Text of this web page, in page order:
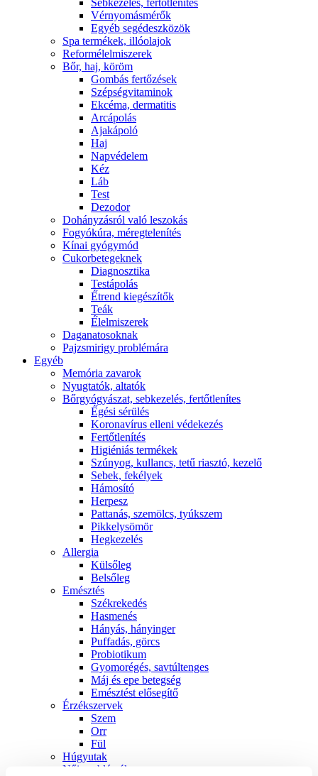
Sebkezelés, fertőtlenítés
Vérnyomásmérők
Egyéb segédeszközök
Spa termékek, illóolajok
Reformélelmiszerek
Bőr, haj, köröm
Gombás fertőzések
Szépségvitaminok
Ekcéma, dermatitis
Arcápolás
Ajakápoló
Haj
Napvédelem
Kéz
Láb
Test
Dezodor
Dohányzásról való leszokás
Fogyókúra, méregtelenítés
Kínai gyógymód
Cukorbetegeknek
Diagnosztika
Testápolás
É́trend kiegészítők
Teák
É́lelmiszerek
Daganatosoknak
Pajzsmirigy problémára
Egyéb
Memória zavarok
Nyugtatók, altatók
Bőrgyógyászat, sebkezelés, fertőtlenítes
É́gési sérülés
Koronavírus elleni védekezés
Fertőtlenítés
Higiéniás termékek
Szúnyog, kullancs, tetű riasztó, kezelő
Sebek, fekélyek
Hámosító
Herpesz
Pattanás, szemölcs, tyúkszem
Pikkelysömör
Hegkezelés
Allergia
Külsőleg
Belsőleg
Emésztés
Székrekedés
Hasmenés
Hányás, hányinger
Puffadás, görcs
Probiotikum
Gyomorégés, savtúltenges
Máj és epe betegség
Emésztést elősegítő
Érzékszervek
Szem
Orr
Fül
Húgyutak
Női problémák